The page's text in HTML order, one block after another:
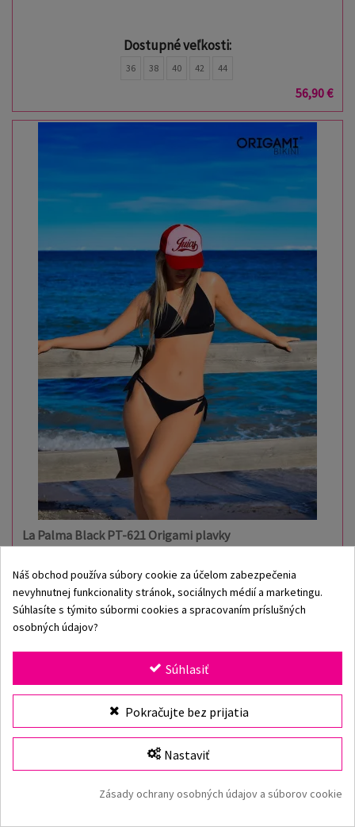
Dostupné veľkosti:
36 38 40 42 44
56,90 €
La Palma Black PT-621 Origami plavky
Dostupné veľkosti:
36 38 40 42
Náš obchod používa súbory cookie za účelom zabezpečenia
nevyhnutnej funkcionality stránok, sociálnych médií a marketingu.
Súhlasíte s týmito súbormi cookies a spracovaním príslušných
osobných údajov?
Súhlasiť
Pokračujte bez prijatia
Nastaviť
Zásady ochrany osobných údajov a súborov cookie